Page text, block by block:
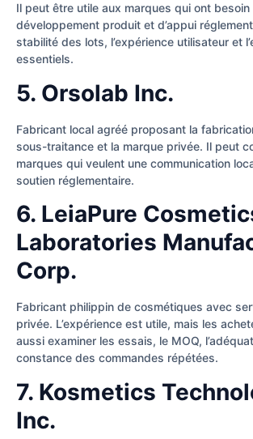
Il peut être utile aux marques qui ont besoin
développement produit et d’appui
stabilité des lots, l’expérience utilisateur et
essentiels.
5. Orsolab Inc.
Fabricant local agréé proposant la
sous-traitance et la marque privée. Il peut
marques qui veulent une communication
soutien réglementaire.
6. LeiaPure
Laboratories
Corp.
Fabricant philippin de cosmétiques avec
privée. L’expérience est utile, mais les
aussi examiner les essais, le MOQ,
constance des commandes répétées.
7. Kosmetics
Inc.